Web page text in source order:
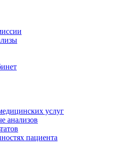
услуг
анализов
пациента